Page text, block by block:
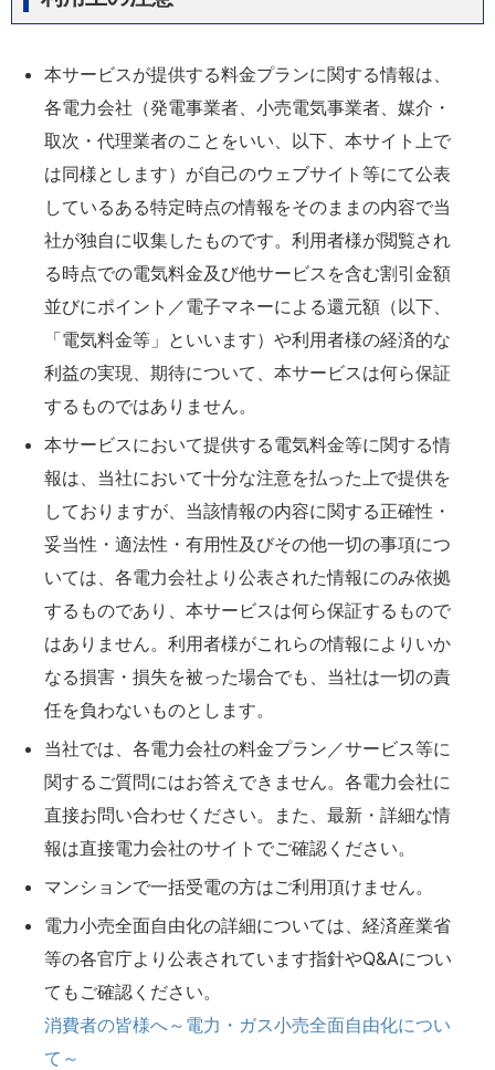
本サービスが提供する料金プランに関する情報は、
各電力会社（発電事業者、小売電気事業者、媒介・
取次・代理業者のことをいい、以下、本サイト上で
は同様とします）が自己のウェブサイト等にて公表
しているある特定時点の情報をそのままの内容で当
社が独自に収集したものです。利用者様が閲覧され
る時点での電気料金及び他サービスを含む割引金額
並びにポイント／電子マネーによる還元額（以下、
「電気料金等」といいます）や利用者様の経済的な
利益の実現、期待について、本サービスは何ら保証
するものではありません。
本サービスにおいて提供する電気料金等に関する情
報は、当社において十分な注意を払った上で提供を
しておりますが、当該情報の内容に関する正確性・
妥当性・適法性・有用性及びその他一切の事項につ
いては、各電力会社より公表された情報にのみ依拠
するものであり、本サービスは何ら保証するもので
はありません。利用者様がこれらの情報によりいか
なる損害・損失を被った場合でも、当社は一切の責
任を負わないものとします。
当社では、各電力会社の料金プラン／サービス等に
関するご質問にはお答えできません。各電力会社に
直接お問い合わせください。また、最新・詳細な情
報は直接電力会社のサイトでご確認ください。
マンションで一括受電の方はご利用頂けません。
電力小売全面自由化の詳細については、経済産業省
等の各官庁より公表されています指針やQ&Aについ
てもご確認ください。
消費者の皆様へ～電力・ガス小売全面自由化につい
て～